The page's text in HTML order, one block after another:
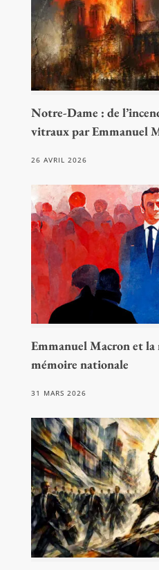
Notre-Dame : de
vitraux par Emmanuel
26 AVRIL 2026
Emmanuel Macron et la
mémoire nationale
31 MARS 2026